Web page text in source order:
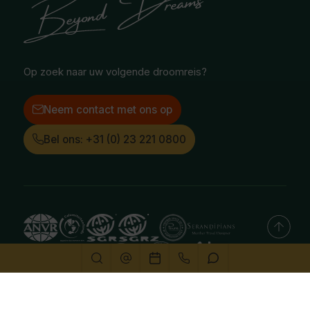
Treinreizen
Facebook
Instagram
Op zoek naar uw volgende droomreis?
Neem contact met ons op
Bel ons: +31 (0) 23 221 0800